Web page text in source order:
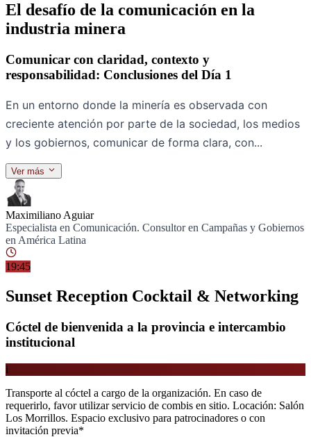
El desafío de la comunicación en la
industria minera
Comunicar con claridad, contexto y
responsabilidad: Conclusiones del Día 1
En un entorno donde la minería es observada con
creciente atención por parte de la sociedad, los medios
y los gobiernos, comunicar de forma clara, con...
Ver más
Ponentes
Maximiliano Aguiar
Especialista en Comunicación. Consultor en Campañas y Gobiernos
en América Latina
19:45
Sunset Reception Cocktail & Networking
Cóctel de bienvenida a la provincia e intercambio
institucional
i
Transporte al cóctel a cargo de la organización. En caso de
requerirlo, favor utilizar servicio de combis en sitio. Locación: Salón
Los Morrillos. Espacio exclusivo para patrocinadores o con
invitación previa*